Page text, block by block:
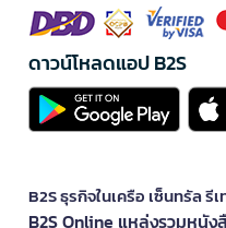
ดาวน์โหลดแอป B2S
B2S ธุรกิจในเครือ เซ็นทรัล
B2S Online แหล่งรวมหนัง